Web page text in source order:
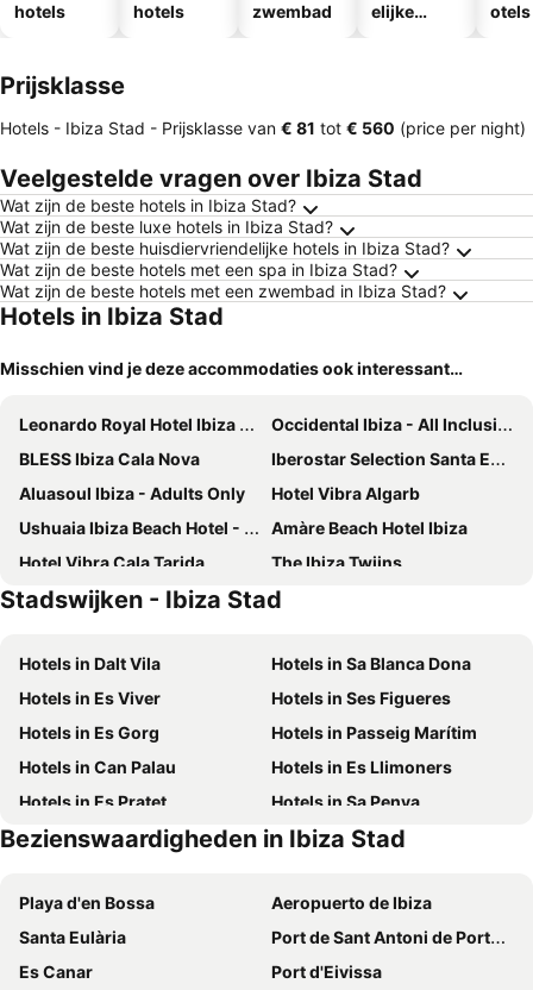
hotels
hotels
zwembad
elijke
otels
Prijsklasse
Hotels - Ibiza Stad - Prijsklasse van ‎€ 81 tot ‎€ 560 (price per night)
Veelgestelde vragen over Ibiza Stad
Wat zijn de beste hotels in Ibiza Stad?
Wat zijn de beste luxe hotels in Ibiza Stad?
Wat zijn de beste huisdiervriendelijke hotels in Ibiza Stad?
Wat zijn de beste hotels met een spa in Ibiza Stad?
Wat zijn de beste hotels met een zwembad in Ibiza Stad?
Hotels in Ibiza Stad
Misschien vind je deze accommodaties ook interessant…
Leonardo Royal Hotel Ibiza Santa Eulalia
Occidental Ibiza - All Inclusive
BLESS Ibiza Cala Nova
Iberostar Selection Santa Eulalia Ibiza
Aluasoul Ibiza - Adults Only
Hotel Vibra Algarb
Ushuaia Ibiza Beach Hotel - Adults Only
Amàre Beach Hotel Ibiza
Hotel Vibra Cala Tarida
The Ibiza Twiins
Casual Bahia Ibiza
Hotel Vibra Mare Nostrum
Hyde Ibiza
Hotel Royal Plaza
INNSiDE by Meliá Ibiza Beach
Nativo Hotel Ibiza
Aguas de Ibiza
Catalonia Ses Estaques-Adults Only
BLUESEA Coral Beach
OKU Ibiza
THB Los Molinos
Eurostars Ibiza
Grupotel Santa Eulària & Spa
Grand Palladium White Island Resort & Spa
Hotel Vibra Riviera
BLESS Ibiza The Site
Meliá Ibiza
TRS Ibiza Hotel
Hotel Vibra San Remo
Typic Oasis Sa Tanca Apartments
Stadswijken - Ibiza Stad
Hotels in Dalt Vila
Hotels in Sa Blanca Dona
Hotels in Es Viver
Hotels in Ses Figueres
Hotels in Es Gorg
Hotels in Passeig Marítim
Hotels in Can Palau
Hotels in Es Llimoners
Hotels in Es Pratet
Hotels in Sa Penya
Hotels in Ses Feixes-Es Prat de Ses Monges
Hotels in Sa Colomina
Bezienswaardigheden in Ibiza Stad
Playa d'en Bossa
Aeropuerto de Ibiza
Santa Eulària
Port de Sant Antoni de Portmany
Es Canar
Port d'Eivissa